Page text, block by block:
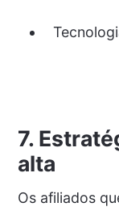
7.
alta
Os afiliados